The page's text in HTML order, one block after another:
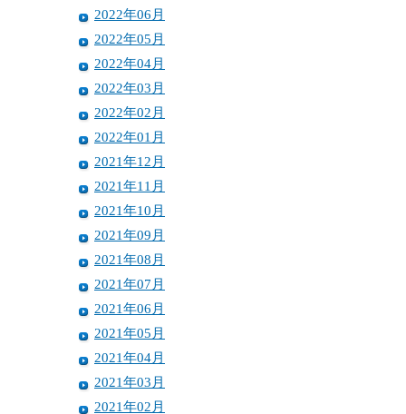
2022年06月
2022年05月
2022年04月
2022年03月
2022年02月
2022年01月
2021年12月
2021年11月
2021年10月
2021年09月
2021年08月
2021年07月
2021年06月
2021年05月
2021年04月
2021年03月
2021年02月